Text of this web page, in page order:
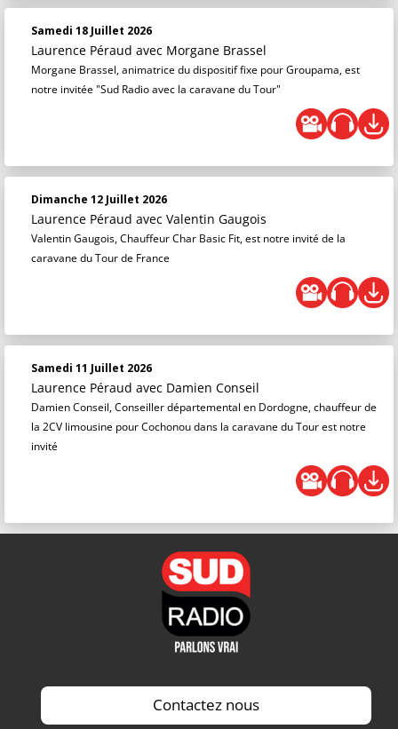
Samedi 18 Juillet 2026
Laurence Péraud avec Morgane Brassel
Morgane Brassel, animatrice du dispositif fixe pour Groupama, est
notre invitée "Sud Radio avec la caravane du Tour"
Dimanche 12 Juillet 2026
Laurence Péraud avec Valentin Gaugois
Valentin Gaugois, Chauffeur Char Basic Fit, est notre invité de la
caravane du Tour de France
Samedi 11 Juillet 2026
Laurence Péraud avec Damien Conseil
Damien Conseil, Conseiller départemental en Dordogne, chauffeur de
la 2CV limousine pour Cochonou dans la caravane du Tour est notre
invité
Contactez nous